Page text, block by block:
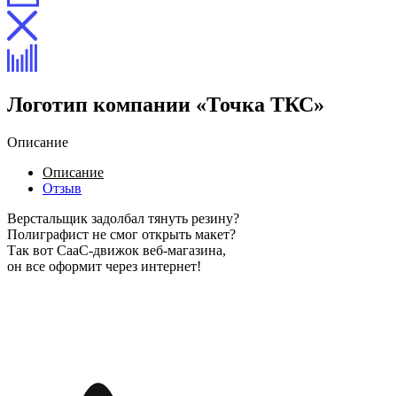
Логотип компании «Точка ТКС»
Описание
Описание
Отзыв
Верстальщик задолбал тянуть резину?
Полиграфист не смог открыть макет?
Так вот СааС-движок веб-магазина,
он все оформит через интернет!